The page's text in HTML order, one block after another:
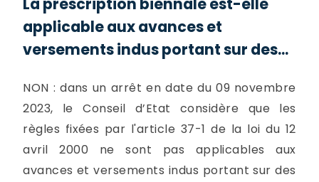
applicable aux avances et
versements indus portant sur des...
NON : dans un arrêt en date du 09 novembre
2023, le Conseil d’Etat considère que les
règles fixées par l'article 37-1 de la loi du 12
avril 2000 ne sont pas applicables aux
avances et versements indus portant sur des